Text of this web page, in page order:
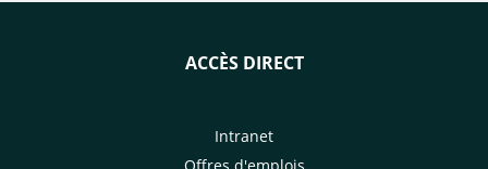
ACCÈS DIRECT
Intranet